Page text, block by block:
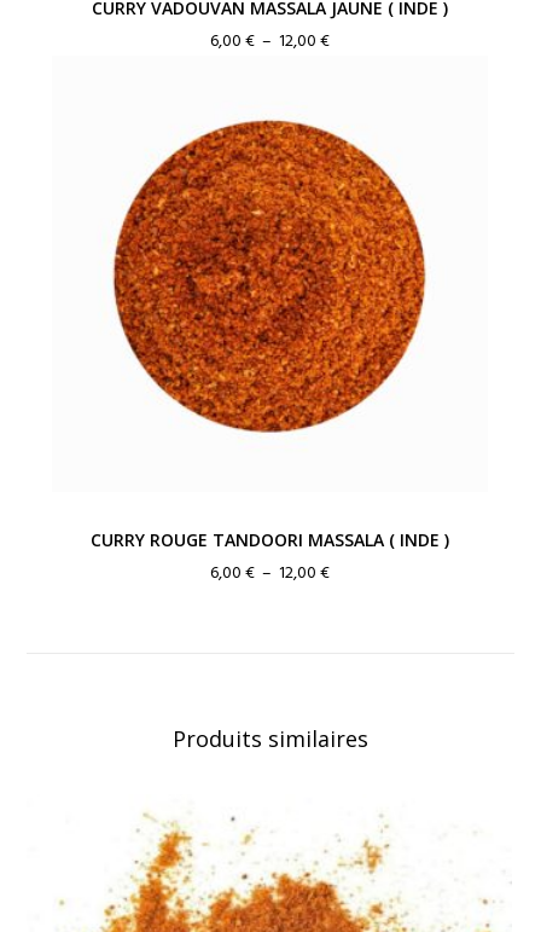
CURRY VADOUVAN MASSALA JAUNE ( INDE )
6,00€ – 12,00€Plage
6,00 €
à
12,00 €
CURRY ROUGE TANDOORI MASSALA ( INDE )
6,00€ – 12,00€Plage
Produits similaires